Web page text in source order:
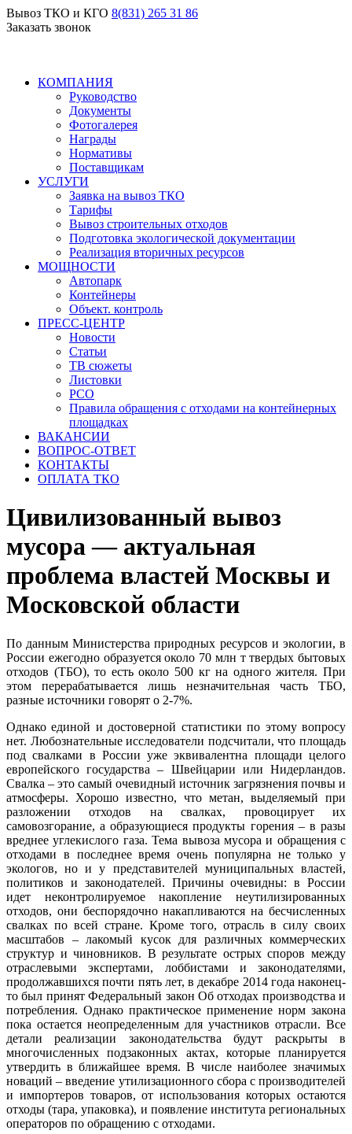
Вывоз ТКО и КГО 8(831) 265 31 86
Заказать звонок
КОМПАНИЯ
Руководство
Документы
Фотогалерея
Награды
Нормативы
Поставщикам
УСЛУГИ
Заявка на вывоз ТКО
Тарифы
Вывоз строительных отходов
Подготовка экологической документации
Реализация вторичных ресурсов
МОЩНОСТИ
Автопарк
Контейнеры
Объект. контроль
ПРЕСС-ЦЕНТР
Новости
Статьи
ТВ сюжеты
Листовки
РСО
Правила обращения с отходами на контейнерных
площадках
ВАКАНСИИ
ВОПРОС-ОТВЕТ
КОНТАКТЫ
ОПЛАТА ТКО
Цивилизованный вывоз
мусора — актуальная
проблема властей Москвы и
Московской области
По данным Министерства природных ресурсов и экологии, в
России ежегодно образуется около 70 млн т твердых бытовых
отходов (ТБО), то есть около 500 кг на одного жителя. При
этом перерабатывается лишь незначительная часть ТБО,
разные источники говорят о 2-7%.
Однако единой и достоверной статистики по этому вопросу
нет. Любознательные исследователи подсчитали, что площадь
под свалками в России уже эквивалентна площади целого
европейского государства – Швейцарии или Нидерландов.
Свалка – это самый очевидный источник загрязнения почвы и
атмосферы. Хорошо известно, что метан, выделяемый при
разложении отходов на свалках, провоцирует их
самовозгорание, а образующиеся продукты горения – в разы
вреднее углекислого газа. Тема вывоза мусора и обращения с
отходами в последнее время очень популярна не только у
экологов, но и у представителей муниципальных властей,
политиков и законодателей. Причины очевидны: в России
идет неконтролируемое накопление неутилизированных
отходов, они беспорядочно накапливаются на бесчисленных
свалках по всей стране. Кроме того, отрасль в силу своих
масштабов – лакомый кусок для различных коммерческих
структур и чиновников. В результате острых споров между
отраслевыми экспертами, лоббистами и законодателями,
продолжавшихся почти пять лет, в декабре 2014 года наконец-
то был принят Федеральный закон Об отходах производства и
потребления. Однако практическое применение норм закона
пока остается неопределенным для участников отрасли. Все
детали реализации законодательства будут раскрыты в
многочисленных подзаконных актах, которые планируется
утвердить в ближайшее время. В числе наиболее значимых
новаций – введение утилизационного сбора с производителей
и импортеров товаров, от использования которых остаются
отходы (тара, упаковка), и появление института региональных
операторов по обращению с отходами.